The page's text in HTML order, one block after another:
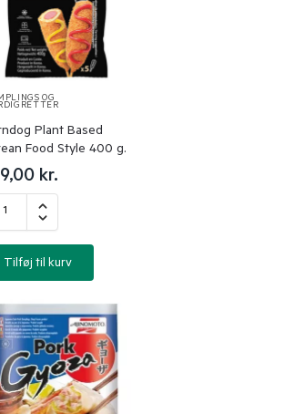
OG
Plant Based
Food Style 400 g.
kr.
Tilføj til kurv